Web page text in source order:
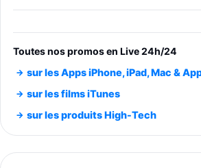
entraénement direct 3
trs/min) avec pre-ampli
Smartphone SAMSUNG
891,99€1199€Fnac (Vendeur Tiers)
Smartphone SAMSUNG
Toutes nos promos en Live 24h/24
sur les Apps iPhone, iPad, Mac &
sur les films iTunes
sur les produits High-Tech